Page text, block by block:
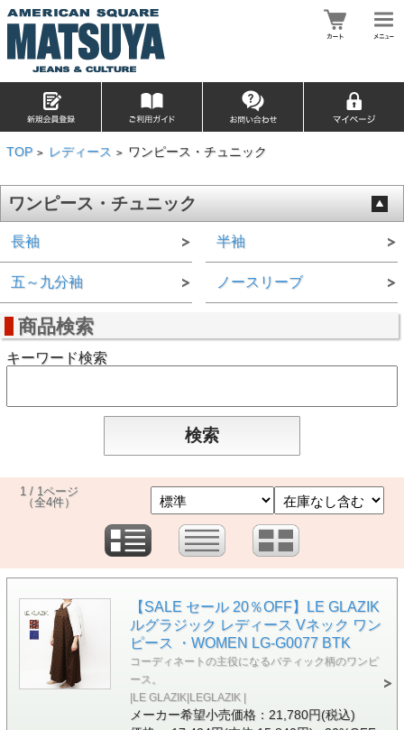
TOP > レディース > ワンピース・チュニック
ワンピース・チュニック
長袖
五～九分袖
半袖
ノースリーブ
商品検索
キーワード検索
1 / 1ページ
（全4件）
【SALE セール 20％OFF】LE GLAZIK
ルグラジック レディース Vネック ワン
ピース ・WOMEN LG-G0077 BTK
コーディネートの主役になるバティック柄のワンピ
ース。
|LE GLAZIK|LEGLAZIK |
メーカー希望小売価格：21,780円(税込)